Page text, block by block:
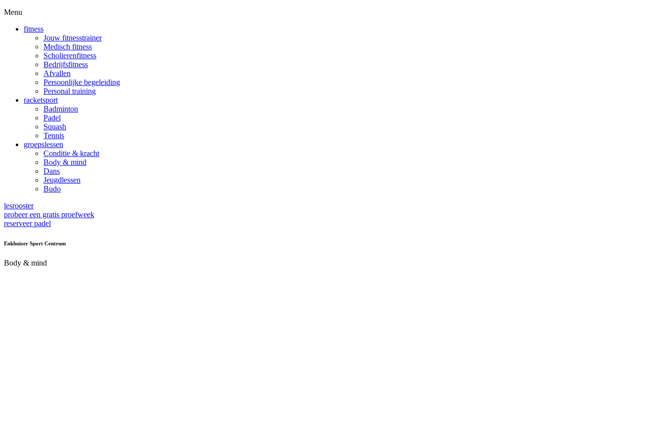
Menu
fitness
Jouw fitnesstrainer
Medisch fitness
Scholierenfitness
Bedrijfsfitness
Afvallen
Persoonlijke begeleiding
Personal training
racketsport
Badminton
Padel
Squash
Tennis
groepslessen
Conditie & kracht
Body & mind
Dans
Jeugdlessen
Budo
lesrooster
probeer een gratis proefweek
reserveer padel
Enkhuizer Sport Centrum
Body & mind